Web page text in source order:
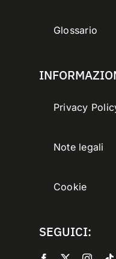
Glossario
Privacy
Note legali
Cookie
SEGUICI: